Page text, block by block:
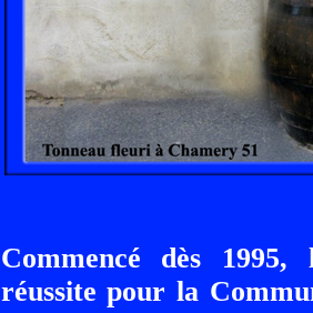
Commencé dès
réussite pour la